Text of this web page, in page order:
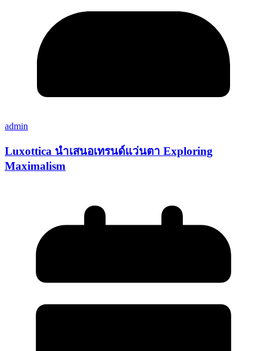
admin
Luxottica นำเสนอเทรนด์แว่นตา Exploring
Maximalism